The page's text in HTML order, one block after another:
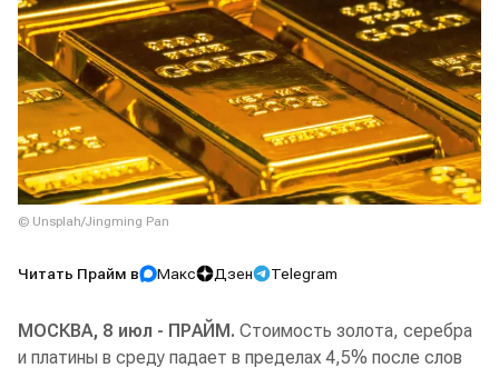
© Unsplah/Jingming Pan
Читать Прайм в Макс Дзен Telegram
МОСКВА, 8 июл - ПРАЙМ. Стоимость золота, серебра
и платины в среду падает в пределах 4,5% после слов